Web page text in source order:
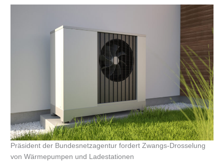
Präsident der Bundesnetzagentur fordert Zwangs-Drosselung
von Wärmepumpen und Ladestationen